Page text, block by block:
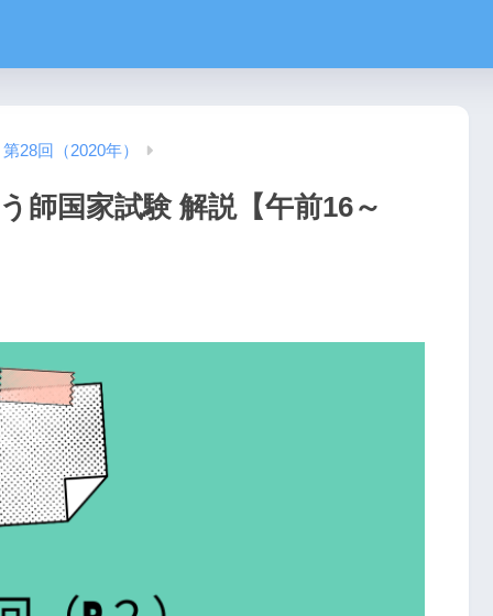
第28回（2020年）
師国家試験 解説【午前16～